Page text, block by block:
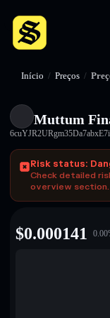
Início / Preços /
Muttum
Risk status:
Check detailed
overview section.
$0.000141 0.00